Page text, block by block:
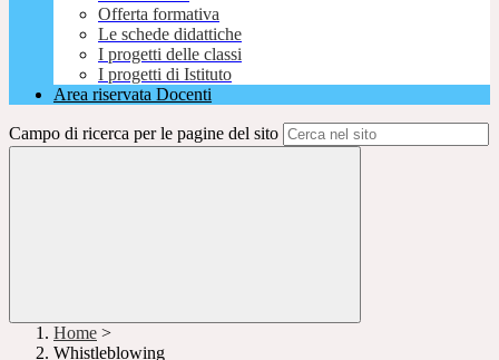
Offerta formativa
Le schede didattiche
I progetti delle classi
I progetti di Istituto
Area riservata Docenti
Campo di ricerca per le pagine del sito
Home >
Whistleblowing